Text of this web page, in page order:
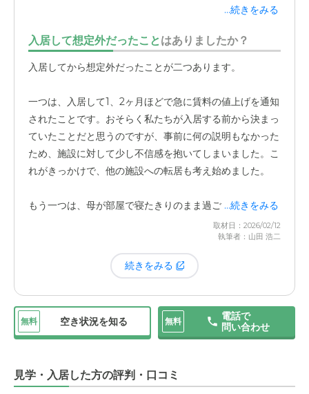
リや他者との交流が全くない現状から、現在は病院など他
の選択肢も含めて家族で転居を話し合っている段階です。
...続きをみる
入居して想定外だったことはありましたか？
入居してから想定外だったことが二つあります。
一つは、入居して1、2ヶ月ほどで急に賃料の値上げを通知
されたことです。おそらく私たちが入居する前から決まっ
ていたことだと思うのですが、事前に何の説明もなかった
ため、施設に対して少し不信感を抱いてしまいました。こ
れがきっかけで、他の施設への転居も考え始めました。
もう一つは、母が部屋で寝たきりのまま過ごしている時間
がほとんどだということです。もう少し、車椅子で共有ス
ペースに連れ出してもらったり、散歩をしたりといった機
会があるものと期待していたのですが、実際にはリハビリ
などもなく、他の方との交流も全くない状態です。この点
点でもあります。
...続きをみる
取材日：2026/02/12
執筆者：山田 浩二
続きをみる
無料 空き状況を知る 無料
電話で
問い合わせ
見学・入居した方の評判・口コミ